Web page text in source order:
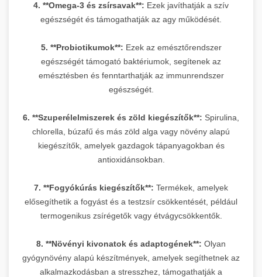
4. **Omega-3 és zsírsavak**: Ezek javíthatják a szív
egészségét és támogathatják az agy működését.
5. **Probiotikumok**: Ezek az emésztőrendszer
egészségét támogató baktériumok, segítenek az
emésztésben és fenntarthatják az immunrendszer
egészségét.
6. **Szuperélelmiszerek és zöld kiegészítők**: Spirulina,
chlorella, búzafű és más zöld alga vagy növény alapú
kiegészítők, amelyek gazdagok tápanyagokban és
antioxidánsokban.
7. **Fogyókúrás kiegészítők**: Termékek, amelyek
elősegíthetik a fogyást és a testzsír csökkentését, például
termogenikus zsírégetők vagy étvágycsökkentők.
8. **Növényi kivonatok és adaptogének**: Olyan
gyógynövény alapú készítmények, amelyek segíthetnek az
alkalmazkodásban a stresszhez, támogathatják a